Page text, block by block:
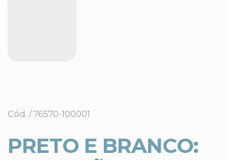
Cód. / 76570-100001
PRETO E BRANCO: